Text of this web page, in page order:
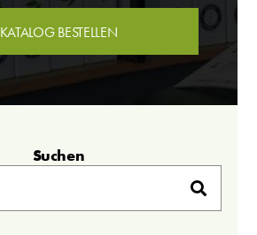
KATALOG BESTELLEN
Suchen